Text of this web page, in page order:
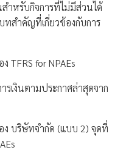
สำหรับกิจการที่ไม่มีส่วนได้
ทสำคัญที่เกี่ยวข้องกับการ
TFRS for NPAEs
รเงินตามประกาศล่าสุดจาก
ง บริษัทจำกัด (แบบ 2) จุดที่